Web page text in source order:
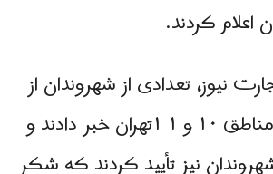
اعلام کردند.
نیوز، تعدادی از شهروندان از
کمبود شکر در مناطق ۱۰ و ۱ ۱تهران خبر دادند و
نیز تأیید کردند که شکر